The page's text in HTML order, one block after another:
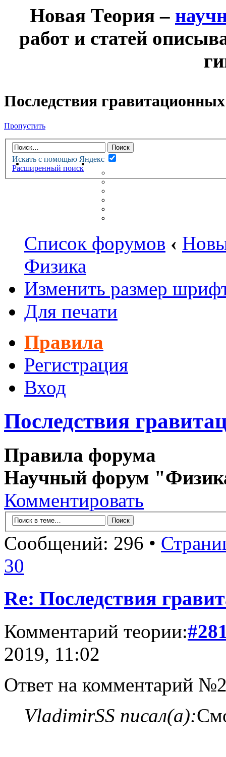
Новая Теория –
работ и статей
Последствия
Пропустить
Искать с помощью Яндекс
Расширенный поиск
НОВАЯ ТЕОРИЯФОРУМ
НЕПРОЧИТАННЫЕ
Список форумов ‹
Физика
Изменить размер
Для печати
Правила
Регистрация
Вход
Последствия
Правила форума
Научный форум
Комментировать
Сообщений: 296 •
30
Re: Последствия
Комментарий теории:
2019, 11:02
Ответ на комментарий
VladimirSS писал(а):